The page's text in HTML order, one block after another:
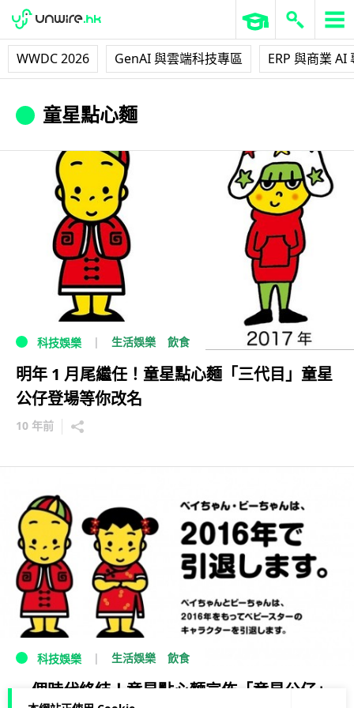
WWDC 2026 GenAI 與雲端科技專區 ERP 與商業 AI
童星點心麵
科技娛樂 生活娛樂 飲食
明年 1 月尾繼任！童星點心麵「三代目」童星
公仔登場等你改名
10 年前
科技娛樂 生活娛樂 飲食
一個時代終結！童星點心麵宣佈「童星公仔」